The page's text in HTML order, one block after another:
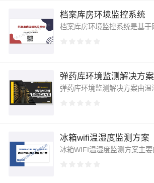
档案库房环境监控系统
弹药库环境监测解决方案
冰箱wifi温湿度监测方案